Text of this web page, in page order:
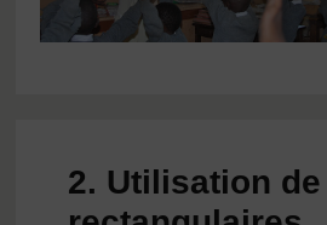
2. Utilisation